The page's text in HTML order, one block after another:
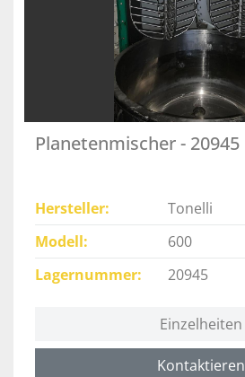
Planetenmischer - 20945
Hersteller
Tonelli
Modell
600
Lagernummer
20945
Einzelheiten
Kontaktieren